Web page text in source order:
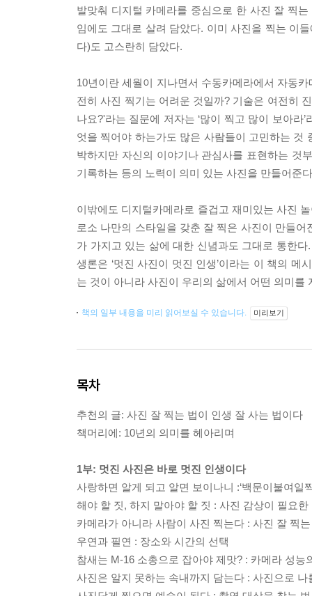
발맞춰 디지털 카메라를 중심으로 한 사진 잘 찍
임에도 그대로 살려 담았다. 이미 사진을 찍는 이
다)도 고스란히 담았다.
10년이란 세월이 지나면서 수동카메라에서 자동
전히 사진 찍기는 어려운 것일까? 기술은 여전히
나요?'라는 질문에 저자는 ‘많이 찍고 많이 보아
엇을 찍어야 하는가도 많은 사람들이 고민하는 것
박하지만 자신의 이야기나 관심사를 표현하는 것
기록하는 등의 노력이 의미 있는 사진을 만들어준
이밖에도 디지털카메라로 즐겁고 재미있는 사진
로소 나만의 스타일을 갖춘 잘 찍은 사진이 만들
가 가지고 있는 삶에 대한 신념과도 그대로 통한
생론은 ‘멋진 사진이 멋진 인생’이라는 이 책의
는 것이 아니라 사진이 우리의 삶에서 어떤 의미
책의 일부 내용을 미리 읽어보실 수 있습니다. 미리보기
목차
추천의 글: 사진 잘 찍는 법이 인생 잘 사는 법이다
책머리에: 10년의 의미를 헤아리며
1부: 멋진 사진은 바로 멋진 인생이다
사랑하면 알게 되고 알면 보이나니 :‘백문이불여일
해야 할 짓, 하지 말아야 할 짓 : 사진 감상이 필요한
카메라가 아니라 사람이 사진 찍는다 : 사진 잘 찍
우연과 필연 : 장소와 시간의 선택
참새는 M-16 소총으로 잡아야 제맛? : 카메라 성능
사진은 알지 못하는 속내까지 담는다 : 사진으로 나